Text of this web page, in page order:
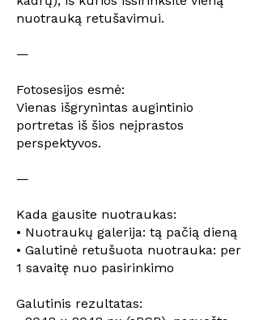
nuotrauką retušavimui.
—
Fotosesijos esmė:
Vienas išgrynintas augintinio
portretas iš šios neįprastos
perspektyvos.
—
Kada gausite nuotraukas:
• Nuotraukų galerija: tą pačią dieną
• Galutinė retušuota nuotrauka: per
1 savaitę nuo pasirinkimo
Galutinis rezultatas: